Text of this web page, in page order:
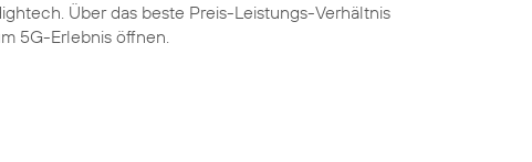
Über das beste Preis-Leistungs-Verhältnis
5G-Erlebnis öffnen.